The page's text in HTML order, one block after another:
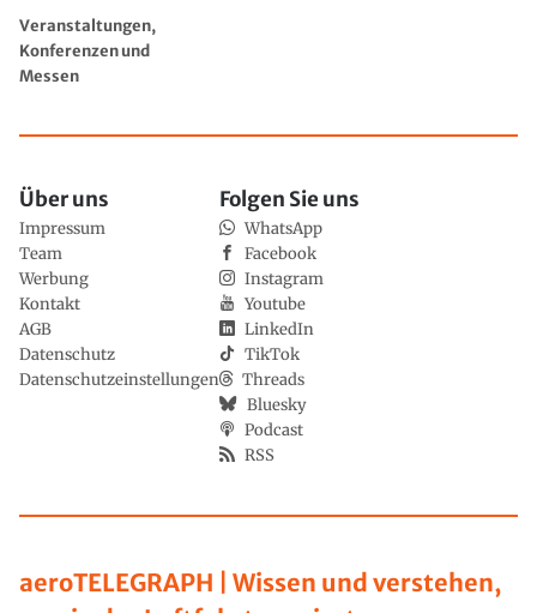
Veranstaltungen,
Konferenzen und
Messen
aeroTELEGRAPH | Wissen und verstehen,
Über uns
Impressum
Team
Werbung
Kontakt
AGB
Datenschutz
Datenschutzeinstellungen
Folgen Sie uns
WhatsApp
Facebook
Instagram
Youtube
LinkedIn
TikTok
Threads
Bluesky
Podcast
RSS